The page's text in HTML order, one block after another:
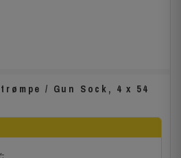
/ Gun Sock, 4 x 54